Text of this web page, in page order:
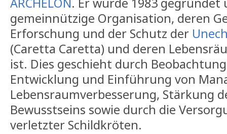
gemeinnützige Organisation, deren
Erforschung und der Schutz der
(Caretta Caretta) und deren
ist. Dies geschieht durch
Entwicklung und Einführung von
Lebensraumverbesserung, Stärkung
Bewusstseins sowie durch die
verletzter Schildkröten.